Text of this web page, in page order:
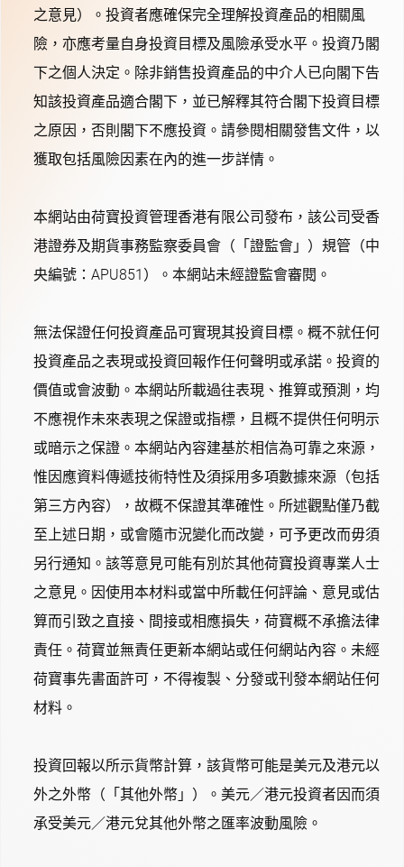
之意見）。投資者應確保完全理解投資產品的相關風
險，亦應考量自身投資目標及風險承受水平。投資乃閣
下之個人決定。除非銷售投資產品的中介人已向閣下告
知該投資產品適合閣下，並已解釋其符合閣下投資目標
之原因，否則閣下不應投資。請參閱相關發售文件，以
獲取包括風險因素在內的進一步詳情。
本網站由荷寶投資管理香港有限公司發布，該公司受香
港證券及期貨事務監察委員會（「證監會」）規管（中
央編號：APU851）。本網站未經證監會審閱。
無法保證任何投資產品可實現其投資目標。概不就任何
投資產品之表現或投資回報作任何聲明或承諾。投資的
價值或會波動。本網站所載過往表現、推算或預測，均
不應視作未來表現之保證或指標，且概不提供任何明示
或暗示之保證。本網站內容建基於相信為可靠之來源，
惟因應資料傳遞技術特性及須採用多項數據來源（包括
第三方內容），故概不保證其準確性。所述觀點僅乃截
至上述日期，或會隨市況變化而改變，可予更改而毋須
另行通知。該等意見可能有別於其他荷寶投資專業人士
之意見。因使用本材料或當中所載任何評論、意見或估
算而引致之直接、間接或相應損失，荷寶概不承擔法律
責任。荷寶並無責任更新本網站或任何網站內容。未經
荷寶事先書面許可，不得複製、分發或刊發本網站任何
材料。
投資回報以所示貨幣計算，該貨幣可能是美元及港元以
外之外幣（「其他外幣」）。美元／港元投資者因而須
承受美元／港元兌其他外幣之匯率波動風險。